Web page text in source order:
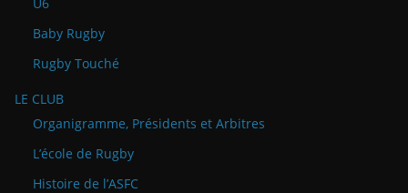
Baby Rugby
Rugby Touché
LE CLUB
Organigramme, Présidents et Arbitres
L’école de Rugby
Histoire de l’ASFC